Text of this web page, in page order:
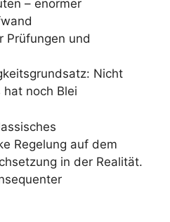
– enormer
Prüfungen und
Nicht
noch Blei
Regelung auf dem
in der Realität.